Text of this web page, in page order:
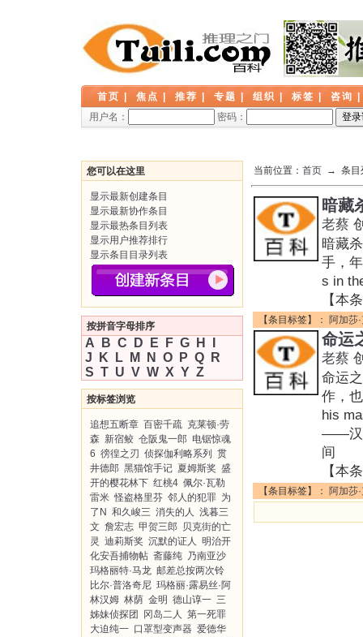
首页 焦点 推荐 专题 组织 标签 咨询
用户名：
密码：
您可以在这里
显示最新创建条目
显示最新协作条目
显示最热条目列表
显示用户推荐排行
显示条目目录列表
按拼音字母排序
A B C D E F G H
J
K L M N O P Q
R
S T U V W X Y Z
按标签浏览
追想五断章 百密千疏 克莱顿·劳
森 新宿鲛 仓阪鬼一郎 电锯惊魂
6 徬徨之刃 侦探伽利略系列
贯
井德郎 黑猫馆手记 夏姆斯奖 盛
开的樱花林下 红桃4 佩尔·瓦勒
雷米 怪盗格里芬 邻人的犯罪 为
了N 和久峻三 消失的人 浅暮三
文 詹宏志 甲贺三郎 贝克街的亡
灵 迪莉斯奖 沉默的证人 明治开
化安吾捕物帖 斋藤纯 乃南亚沙
玛格丽特·马龙 邮差总按两次铃
比尔·普洛奇尼 玛格丽·露易丝·阿
林汉姆 林荫 金明 德山谆一 三
姊妹侦探团
冈岛二人 第一死罪
大迫纯一 口罩型变声器 爱德华
当前位置： 首页 → 条目
暗藏
老蔡
暗藏
手，
s in
【本
【条目标签】： 阿加莎
命运
老蔡
命运
作，
his
——汉
间
【本
【条目标签】： 阿加莎